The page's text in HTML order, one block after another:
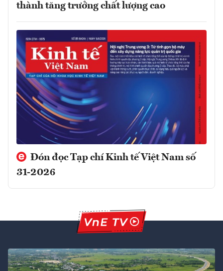
thành tăng trưởng chất lượng cao
Đón đọc Tạp chí Kinh tế Việt Nam số
31-2026